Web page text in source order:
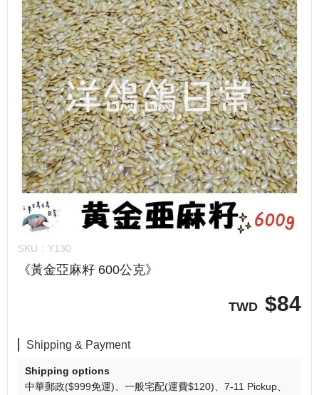
SKU： Y130
《黃金亞麻籽 600公克》
TWD $84
Shipping & Payment
Shipping options
中華郵政($999免運)
一般宅配(運費$120)
7-11 Pickup